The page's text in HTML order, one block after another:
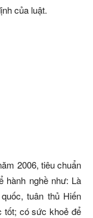
của luật.
2006, tiêu chuẩn
hành nghề như: Là
tuân thủ Hiến
tốt; có sức khoẻ để